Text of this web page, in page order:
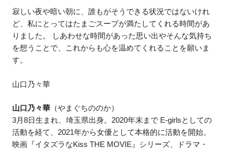
寂しい夜や暗い朝に、誰もがそうできる状況ではないけれ
ど、私にとってはたまごスープが満たしてくれる時間があ
りました。 しあわせな時間があった思い出やそんな気持ち
を想うことで、これからも心を温めてくれることを願いま
す。
山口乃々華
山口乃々華 （やまぐちののか）
3月8日生まれ、埼玉県出身。2020年末まで E-girlsとしての
活動を経て、2021年から女優として本格的に活動を開始。
映画『イタズラなKiss THE MOVIE』シリーズ、ドラマ・